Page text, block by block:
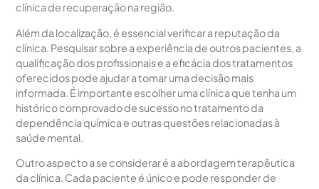
clínica de recuperação na região.
Além da localização, é essencial verificar a reputação da
clínica. Pesquisar sobre a experiência de outros pacientes, a
qualificação dos profissionais e a eficácia dos tratamentos
oferecidos pode ajudar a tomar uma decisão mais
informada. É importante escolher uma clínica que tenha um
histórico comprovado de sucesso no tratamento da
dependência química e outras questões relacionadas à
saúde mental.
Outro aspecto a se considerar é a abordagem terapêutica
da clínica. Cada paciente é único e pode responder de